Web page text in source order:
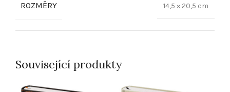
ROZMĚRY 14,5 × 20,5 cm
Související produkty